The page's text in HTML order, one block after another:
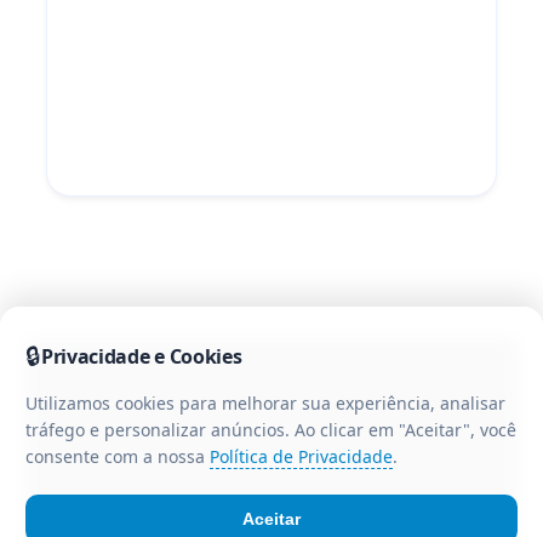
🔒Privacidade e Cookies
Utilizamos cookies para melhorar sua experiência, analisar
tráfego e personalizar anúncios. Ao clicar em "Aceitar", você
consente com a nossa Política de Privacidade.
Aceitar